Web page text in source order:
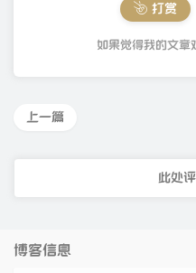
打赏
如果觉得我的文章
上一篇
此处
博客信息